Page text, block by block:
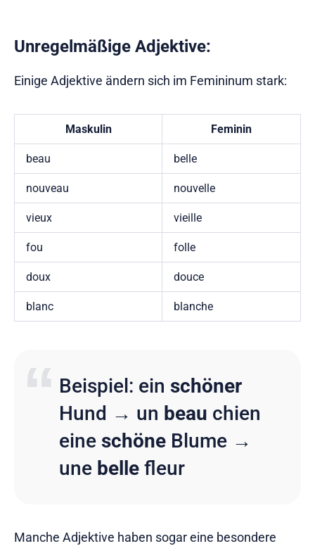
Unregelmäßige Adjektive:
Einige Adjektive ändern sich im Femininum stark:
Maskulin Feminin
beau belle
nouveau nouvelle
vieux vieille
fou folle
doux douce
blanc blanche
Beispiel: ein schöner
Hund → un beau chien
eine schöne Blume →
une belle fleur
Manche Adjektive haben sogar eine besondere